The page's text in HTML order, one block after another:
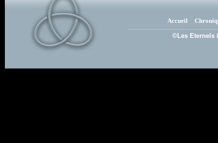
Accueil
©Les Eternels